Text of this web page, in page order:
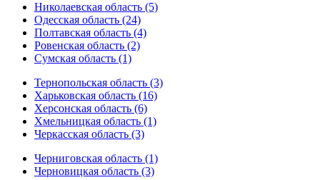
Николаевская область (5)
Одесская область (24)
Полтавская область (4)
Ровенская область (2)
Сумская область (1)
Тернопольская область (3)
Харьковская область (16)
Херсонская область (6)
Хмельницкая область (1)
Черкасская область (3)
Черниговская область (1)
Черновицкая область (3)